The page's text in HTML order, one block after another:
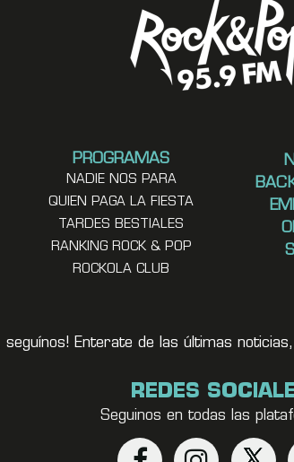
PROGRAMAS
NADIE NOS PARA
QUIEN PAGA LA FIESTA
TARDES BESTIALES
RANKING ROCK & POP
ROCKOLA CLUB
seguínos! Enterate de las últimas
REDES
Seguinos en todas las